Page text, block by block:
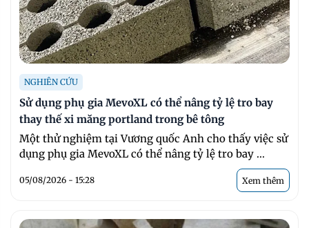
NGHIÊN CỨU
Sử dụng phụ gia MevoXL có thể nâng tỷ lệ tro bay
thay thế xi măng portland trong bê tông
Một thử nghiệm tại Vương quốc Anh cho thấy việc sử
dụng phụ gia MevoXL có thể nâng tỷ lệ tro bay ...
05/08/2026 - 15:28 Xem thêm